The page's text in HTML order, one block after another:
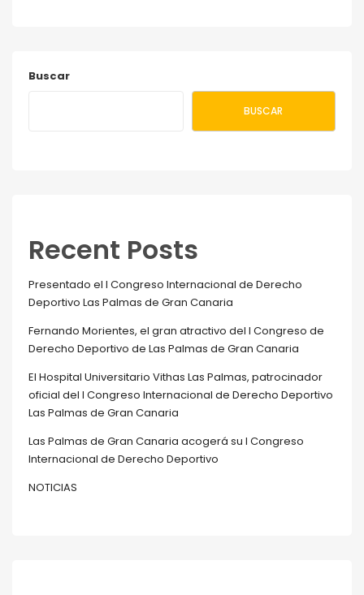
Buscar
BUSCAR
Recent Posts
Presentado el I Congreso Internacional de Derecho
Deportivo Las Palmas de Gran Canaria
Fernando Morientes, el gran atractivo del I Congreso de
Derecho Deportivo de Las Palmas de Gran Canaria
El Hospital Universitario Vithas Las Palmas, patrocinador
oficial del I Congreso Internacional de Derecho Deportivo
Las Palmas de Gran Canaria
Las Palmas de Gran Canaria acogerá su I Congreso
Internacional de Derecho Deportivo
NOTICIAS